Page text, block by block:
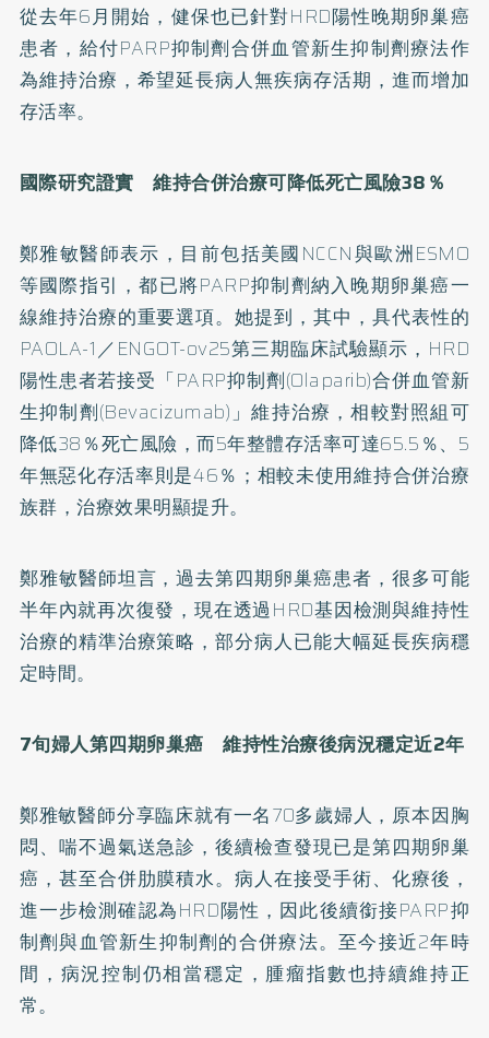
從去年6月開始，健保也已針對HRD陽性晚期卵巢癌
患者，給付PARP抑制劑合併血管新生抑制劑療法作
為維持治療，希望延長病人無疾病存活期，進而增加
存活率。
國際研究證實 維持合併治療可降低死亡風險38％
鄭雅敏醫師表示，目前包括美國NCCN與歐洲ESMO
等國際指引，都已將PARP抑制劑納入晚期卵巢癌一
線維持治療的重要選項。她提到，其中，具代表性的
PAOLA-1／ENGOT-ov25第三期臨床試驗顯示，HRD
陽性患者若接受「PARP抑制劑(Olaparib)合併血管新
生抑制劑(Bevacizumab)」維持治療，相較對照組可
降低38％死亡風險，而5年整體存活率可達65.5％、5
年無惡化存活率則是46％；相較未使用維持合併治療
族群，治療效果明顯提升。
鄭雅敏醫師坦言，過去第四期卵巢癌患者，很多可能
半年內就再次復發，現在透過HRD基因檢測與維持性
治療的精準治療策略，部分病人已能大幅延長疾病穩
定時間。
7旬婦人第四期卵巢癌 維持性治療後病況穩定近2年
鄭雅敏醫師分享臨床就有一名70多歲婦人，原本因胸
悶、喘不過氣送急診，後續檢查發現已是第四期卵巢
癌，甚至合併肋膜積水。病人在接受手術、化療後，
進一步檢測確認為HRD陽性，因此後續銜接PARP抑
制劑與血管新生抑制劑的合併療法。至今接近2年時
間，病況控制仍相當穩定，腫瘤指數也持續維持正
常。